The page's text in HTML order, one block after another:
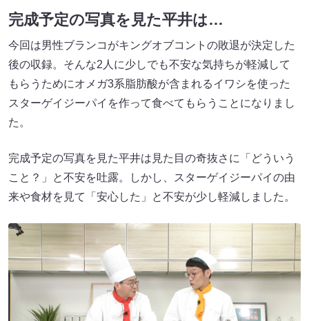
完成予定の写真を見た平井は…
今回は男性ブランコがキングオブコントの敗退が決定した
後の収録。そんな2人に少しでも不安な気持ちが軽減して
もらうためにオメガ3系脂肪酸が含まれるイワシを使った
スターゲイジーパイを作って食べてもらうことになりまし
た。
完成予定の写真を見た平井は見た目の奇抜さに「どういう
こと？」と不安を吐露。しかし、スターゲイジーパイの由
来や食材を見て「安心した」と不安が少し軽減しました。